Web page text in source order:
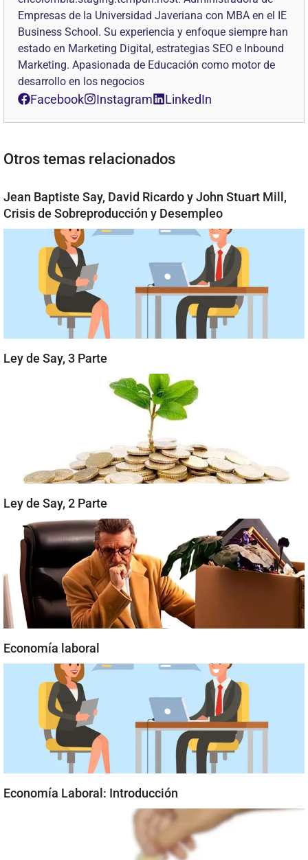
Empresas de la Universidad Javeriana con MBA en el IE
Business School. Su experiencia y enfoque siempre han
estado en Marketing Digital, estrategias SEO e Inbound
Marketing. Apasionada de Educación como motor de
desarrollo en los negocios
Facebook Instagram LinkedIn
Otros temas relacionados
Jean Baptiste Say, David Ricardo y John Stuart Mill,
Crisis de Sobreproducción y Desempleo
Ley de Say, 3 Parte
Ley de Say, 2 Parte
Economía laboral
Economía Laboral: Introducción